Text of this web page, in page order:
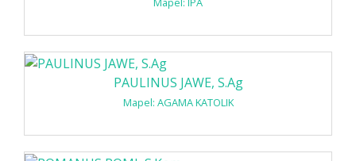
PAULINUS JAWE, S.Ag
Mapel: AGAMA KATOLIK